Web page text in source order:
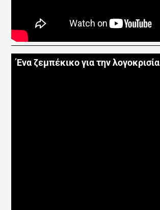
Ένα ζεμπέκικο για την λογοκρισία